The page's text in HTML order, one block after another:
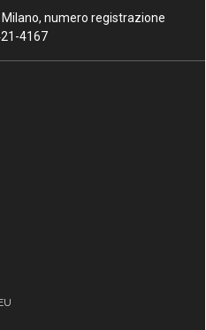
numero registrazione
4167